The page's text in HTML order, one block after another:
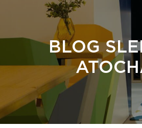
BLOG